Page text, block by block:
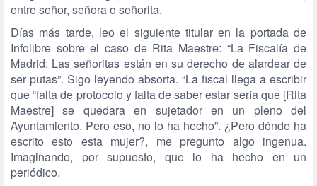
entre señor, señora o señorita.
Días más tarde, leo el siguiente titular en la portada de
Infolibre sobre el caso de Rita Maestre: “La Fiscalía de
Madrid: Las señoritas están en su derecho de alardear de
ser putas”. Sigo leyendo absorta. “La fiscal llega a escribir
que “falta de protocolo y falta de saber estar sería que [Rita
Maestre] se quedara en sujetador en un pleno del
Ayuntamiento. Pero eso, no lo ha hecho”. ¿Pero dónde ha
escrito esto esta mujer?, me pregunto algo ingenua.
Imaginando, por supuesto, que lo ha hecho en un
periódico.